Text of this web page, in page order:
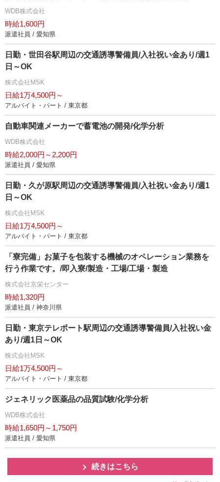
WDB株式会社
時給1,600円
派遣社員 / 愛知県
日勤・世田谷駅周辺の交通誘導警備員/入社祝い金あり/週1
日～OK
株式会社MSK
日給1万4,500円～
アルバイト・パート / 東京都
自動車関連メーカーで蓄電池の開発/化学分析
WDB株式会社
時給2,000円～2,200円
派遣社員 / 愛知県
日勤・久が原駅周辺の交通誘導警備員/入社祝い金あり/週1
日～OK
株式会社MSK
日給1万4,500円～
アルバイト・パート / 東京都
「寮完備」お菓子を包装する機械のオペレーション業務を
行う作業です。/即入寮/製造・工場/工場・製造
株式会社京栄センター
時給1,320円
派遣社員 / 神奈川県
日勤・東京テレポート駅周辺の交通誘導警備員/入社祝い金
あり/週1日～OK
株式会社MSK
日給1万4,500円～
アルバイト・パート / 東京都
ジェネリック医薬品の品質試験/化学分析
WDB株式会社
時給1,650円～1,750円
派遣社員 / 愛知県
続きはこちら